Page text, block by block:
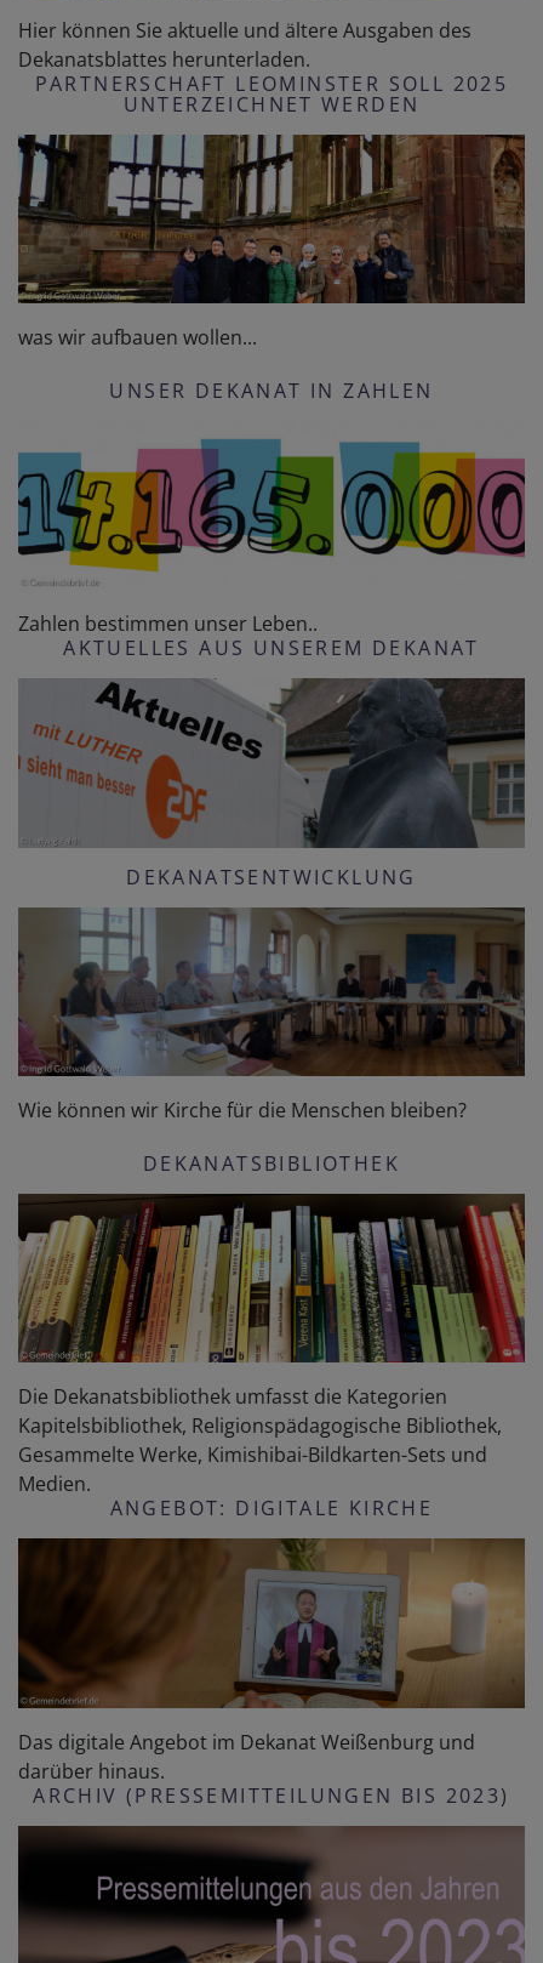
Hier können Sie aktuelle und ältere Ausgaben des
Dekanatsblattes herunterladen.
PARTNERSCHAFT LEOMINSTER SOLL 2025
UNTERZEICHNET WERDEN
was wir aufbauen wollen...
UNSER DEKANAT IN ZAHLEN
Zahlen bestimmen unser Leben..
AKTUELLES AUS UNSEREM DEKANAT
DEKANATSENTWICKLUNG
Wie können wir Kirche für die Menschen bleiben?
DEKANATSBIBLIOTHEK
Die Dekanatsbibliothek umfasst die Kategorien
Kapitelsbibliothek, Religionspädagogische Bibliothek,
Gesammelte Werke, Kimishibai-Bildkarten-Sets und
Medien.
ANGEBOT: DIGITALE KIRCHE
Das digitale Angebot im Dekanat Weißenburg und
darüber hinaus.
ARCHIV (PRESSEMITTEILUNGEN BIS 2023)